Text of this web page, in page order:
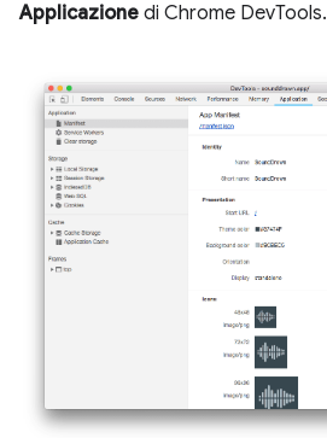
Applicazione di Chrome DevTools.